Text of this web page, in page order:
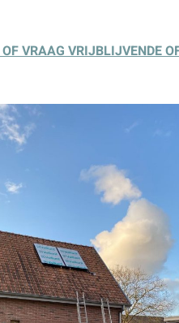
VRAAG VRIJBLIJVENDE